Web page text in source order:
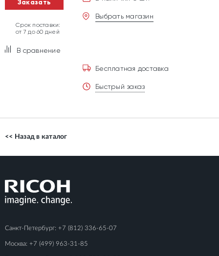
Заказать
Срок поставки:
от 7 до 60 дней
В сравнение
Выбрать магазин
Бесплатная доставка
Быстрый заказ
<< Назад в каталог
Санкт-Петербург: +7 (812) 336-65-07
Москва: +7 (499) 963-31-85